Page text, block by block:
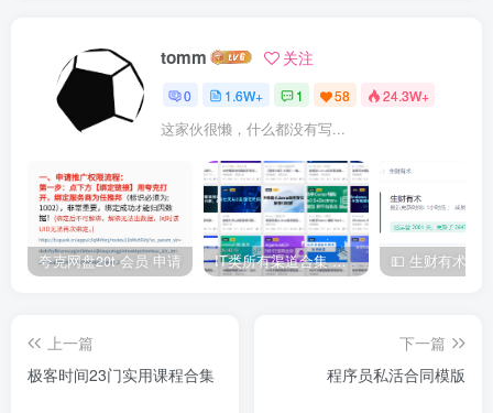
tomm 关注
0 1.6W+ 1 58 24.3W+
这家伙很懒，什么都没有写...
夸克网盘20t 会员 申请 IT类所有渠道合集 持续日更，目前近四千多条资源 年费用户微信私信获取权限
上一篇
极客时间23门实用课程合集
下一篇
程序员私活合同模版